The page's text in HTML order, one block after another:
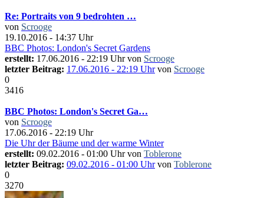
Re: Portraits von 9 bedrohten …
von Scrooge
19.10.2016 - 14:37 Uhr
BBC Photos: London's Secret Gardens
erstellt: 17.06.2016 - 22:19 Uhr von Scrooge
letzter Beitrag: 17.06.2016 - 22:19 Uhrvon Scrooge
0
3416
BBC Photos: London's Secret Ga…
von Scrooge
17.06.2016 - 22:19 Uhr
Die Uhr der Bäume und der warme Winter
erstellt: 09.02.2016 - 01:00 Uhr von Toblerone
letzter Beitrag: 09.02.2016 - 01:00 Uhrvon Toblerone
0
3270